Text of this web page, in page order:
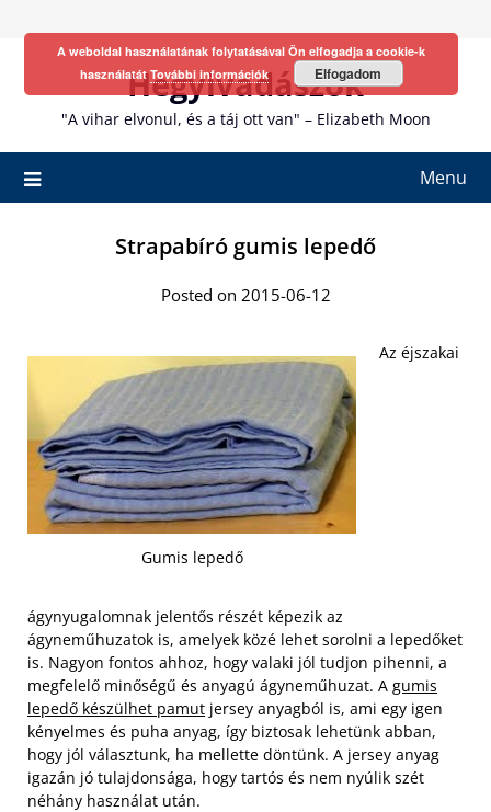
Hegyivadászok
"A vihar elvonul, és a táj ott van" – Elizabeth Moon
Menu
Strapabíró gumis lepedő
Posted on 2015-06-12
Gumis lepedő
Az éjszakai
ágynyugalomnak jelentős részét képezik az
ágyneműhuzatok is, amelyek közé lehet sorolni a lepedőket
is. Nagyon fontos ahhoz, hogy valaki jól tudjon pihenni, a
megfelelő minőségű és anyagú ágyneműhuzat. A gumis
lepedő készülhet pamut jersey anyagból is, ami egy igen
kényelmes és puha anyag, így biztosak lehetünk abban,
hogy jól választunk, ha mellette döntünk. A jersey anyag
igazán jó tulajdonsága, hogy tartós és nem nyúlik szét
néhány használat után.
A weboldal használatának folytatásával Ön elfogadja a cookie-k
használatátTovábbi információk Elfogadom